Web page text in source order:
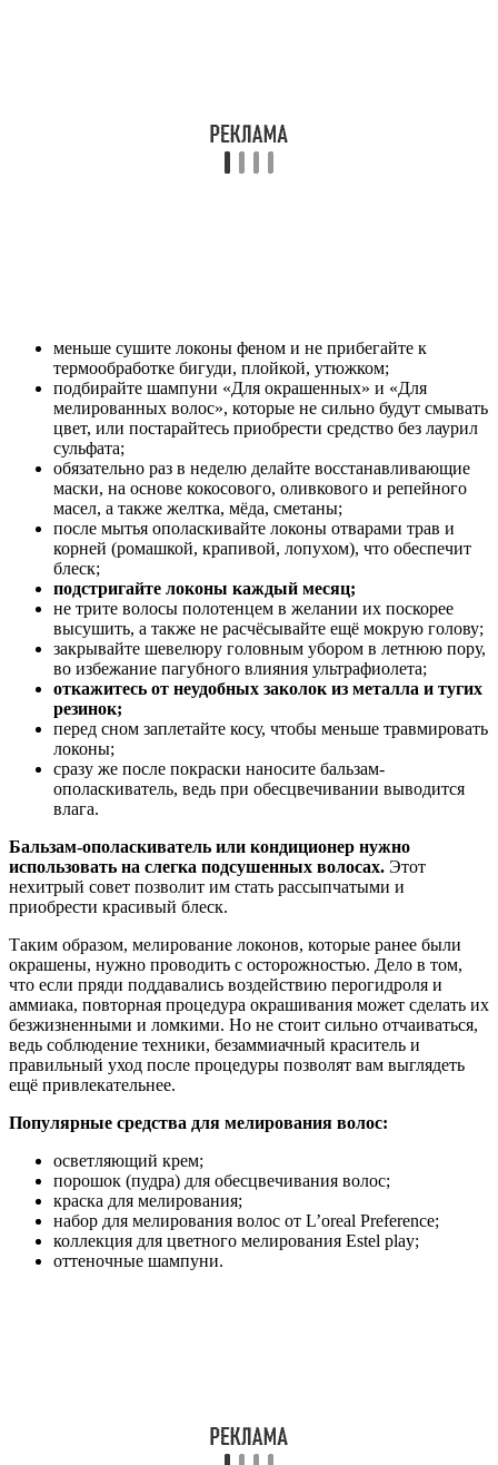
меньше сушите локоны феном и не прибегайте к
термообработке бигуди, плойкой, утюжком;
подбирайте шампуни «Для окрашенных» и «Для
мелированных волос», которые не сильно будут смывать
цвет, или постарайтесь приобрести средство без лаурил
сульфата;
обязательно раз в неделю делайте восстанавливающие
маски, на основе кокосового, оливкового и репейного
масел, а также желтка, мёда, сметаны;
после мытья ополаскивайте локоны отварами трав и
корней (ромашкой, крапивой, лопухом), что обеспечит
блеск;
подстригайте локоны каждый месяц;
не трите волосы полотенцем в желании их поскорее
высушить, а также не расчёсывайте ещё мокрую голову;
закрывайте шевелюру головным убором в летнюю пору,
во избежание пагубного влияния ультрафиолета;
откажитесь от неудобных заколок из металла и тугих
резинок;
перед сном заплетайте косу, чтобы меньше травмировать
локоны;
сразу же после покраски наносите бальзам-
ополаскиватель, ведь при обесцвечивании выводится
влага.
Бальзам-ополаскиватель или кондиционер нужно
использовать на слегка подсушенных волосах. Этот
нехитрый совет позволит им стать рассыпчатыми и
приобрести красивый блеск.
Таким образом, мелирование локонов, которые ранее были
окрашены, нужно проводить с осторожностью. Дело в том,
что если пряди поддавались воздействию перогидроля и
аммиака, повторная процедура окрашивания может сделать их
безжизненными и ломкими. Но не стоит сильно отчаиваться,
ведь соблюдение техники, безаммиачный краситель и
правильный уход после процедуры позволят вам выглядеть
ещё привлекательнее.
Популярные средства для мелирования волос:
осветляющий крем;
порошок (пудра) для обесцвечивания волос;
краска для мелирования;
набор для мелирования волос от L’oreal Preference;
коллекция для цветного мелирования Estel play;
оттеночные шампуни.